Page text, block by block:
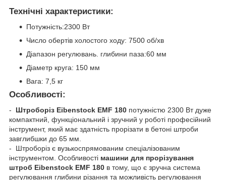
Технічні характеристики:
Потужність:2300 Вт
Число обертів холостого ходу: 7500 об/хв
Діапазон регулювань. глибини паза:60 мм
Діаметр круга: 150 мм
Вага: 7,5 кг
Особливості:
- Штроборіз Eibenstock EMF 180 потужністю 2300 Вт дуже
компактний, функціональний і зручний у роботі професійний
інструмент, який має здатність прорізати в бетоні штроби
завглибшки до 65 мм.
- Штроборіз є вузькоспрямованим спеціалізованим
інструментом. Особливості машини для прорізування
штроб Eibenstock EMF 180 в тому, що є зручна система
регулювання глибини різання та можливість регулювання